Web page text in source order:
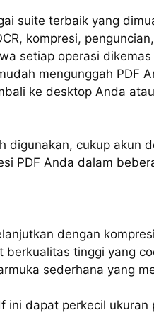
suite terbaik yang
kompresi,
setiap operasi
mengunggah PDF
ke desktop Anda
digunakan, cukup akun
PDF Anda dalam
dengan
berkualitas tinggi yang
sederhana yang
ini dapat perkecil